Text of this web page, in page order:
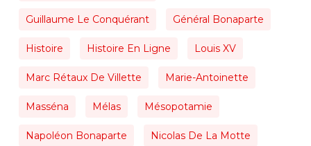
Guillaume Le Conquérant Général Bonaparte
Histoire Histoire En Ligne Louis XV
Marc Rétaux De Villette Marie-Antoinette
Masséna Mélas Mésopotamie
Napoléon Bonaparte Nicolas De La Motte